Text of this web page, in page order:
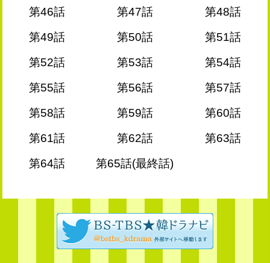
第46話
第47話
第48話
第49話
第50話
第51話
第52話
第53話
第54話
第55話
第56話
第57話
第58話
第59話
第60話
第61話
第62話
第63話
第64話
第65話(最終話)